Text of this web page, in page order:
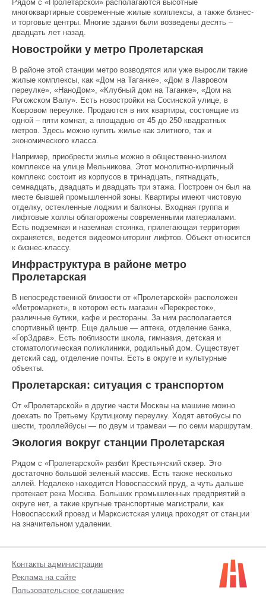
Рядом с «Пролетарской» располагаются высотные
многоквартирные современные жилые комплексы, а также бизнес-
и торговые центры. Многие здания были возведены десять –
двадцать лет назад.
Новостройки у метро Пролетарская
В районе этой станции метро возводятся или уже выросли такие
жилые комплексы, как «Дом на Таганке», «Дом в Лавровом
переулке», «НаноДом», «Клубный дом на Таганке», «Дом на
Рогожском Валу». Есть новостройки на Сосинской улице, в
Ковровом переулке. Продаются в них квартиры, состоящие из
одной – пяти комнат, а площадью от 45 до 250 квадратных
метров. Здесь можно купить жилье как элитного, так и
экономического класса.
Например, приобрести жилье можно в общественно-жилом
комплексе на улице Мельникова. Этот монолитно-кирпичный
комплекс состоит из корпусов в тринадцать, пятнадцать,
семнадцать, двадцать и двадцать три этажа. Построен он был на
месте бывшей промышленной зоны. Квартиры имеют чистовую
отделку, остекленные лоджии и балконы. Входная группа и
лифтовые холлы облагорожены современными материалами.
Есть подземная и наземная стоянка, прилегающая территория
охраняется, ведется видеомониторинг лифтов. Объект относится
к бизнес-классу.
Инфраструктура в районе метро
Пролетарская
В непосредственной близости от «Пролетарской» расположен
«Метромаркет», в котором есть магазин «Перекресток»,
различные бутики, кафе и рестораны. За ним располагается
спортивный центр. Еще дальше — аптека, отделение банка,
«ГорЗдрав». Есть поблизости школа, гимназия, детская и
стоматологическая поликлиники, родильный дом. Существует
детский сад, отделение почты. Есть в округе и культурные
объекты.
Пролетарская: ситуация с транспортом
От «Пролетарской» в другие части Москвы на машине можно
доехать по Третьему Крутицкому переулку. Ходят автобусы по
шести, троллейбусы — по двум и трамваи — по семи маршрутам.
Экология вокруг станции Пролетарская
Рядом с «Пролетарской» разбит Крестьянский сквер. Это
достаточно большой зеленый массив. Есть также несколько
аллей. Недалеко находится Новоспасский пруд, а чуть дальше
протекает река Москва. Больших промышленных предприятий в
округе нет, а такие крупные транспортные магистрали, как
Новоспасский проезд и Марксистская улица проходят от станции
на значительном удалении.
Контакты администрации
Реклама на сайте
Пользовательское соглашение